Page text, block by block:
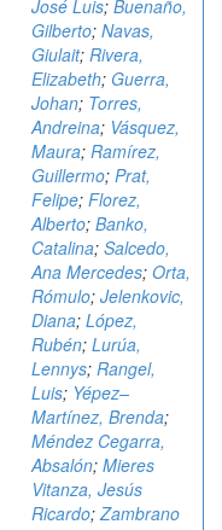
José Luis; Buenaño,
Gilberto; Navas,
Giulait; Rivera,
Elizabeth; Guerra,
Johan; Torres,
Andreina; Vásquez,
Maura; Ramírez,
Guillermo; Prat,
Felipe; Florez,
Alberto; Banko,
Catalina; Salcedo,
Ana Mercedes; Orta,
Rómulo; Jelenkovic,
Diana; López,
Rubén; Lurúa,
Lennys; Rangel,
Luis; Yépez–
Martínez, Brenda;
Méndez Cegarra,
Absalón; Mieres
Vitanza, Jesús
Ricardo;Zambrano